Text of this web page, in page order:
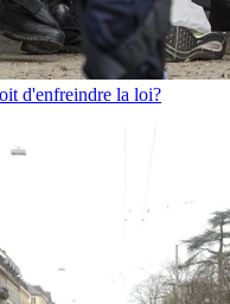
d'enfreindre la loi?